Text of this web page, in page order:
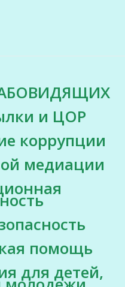
и ЦОР
коррупции
медиации
помощь
для детей,